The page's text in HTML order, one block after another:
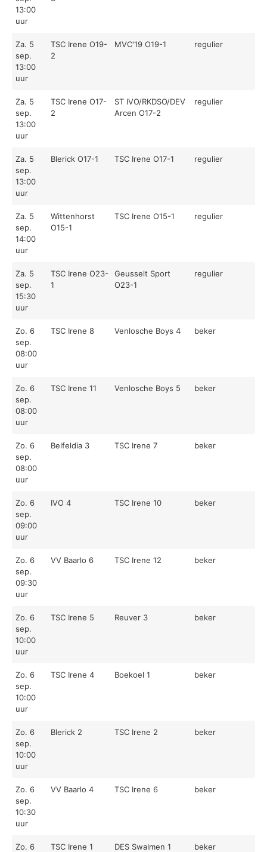
13:00
uur
Za. 5
sep.
13:00
uur
TSC Irene O19-
2
MVC'19 O19-1 regulier
Za. 5
sep.
13:00
uur
TSC Irene O17-
2
ST IVO/RKDSO/DEV
Arcen O17-2
regulier
Za. 5
sep.
13:00
uur
Blerick O17-1 TSC Irene O17-1 regulier
Za. 5
sep.
14:00
uur
Wittenhorst
O15-1
TSC Irene O15-1 regulier
Za. 5
sep.
15:30
uur
TSC Irene O23-
1
Geusselt Sport
O23-1
regulier
Zo. 6
sep.
08:00
uur
TSC Irene 8 Venlosche Boys 4 beker
Zo. 6
sep.
08:00
uur
TSC Irene 11 Venlosche Boys 5 beker
Zo. 6
sep.
08:00
uur
Belfeldia 3 TSC Irene 7 beker
Zo. 6
sep.
09:00
uur
IVO 4 TSC Irene 10 beker
Zo. 6
sep.
09:30
uur
VV Baarlo 6 TSC Irene 12 beker
Zo. 6
sep.
10:00
uur
TSC Irene 5 Reuver 3 beker
Zo. 6
sep.
10:00
uur
TSC Irene 4 Boekoel 1 beker
Zo. 6
sep.
10:00
uur
Blerick 2 TSC Irene 2 beker
Zo. 6
sep.
10:30
uur
VV Baarlo 4 TSC Irene 6 beker
Zo. 6
TSC Irene 1 DES Swalmen 1 beker